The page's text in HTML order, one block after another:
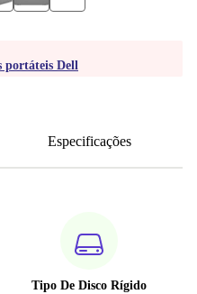
portáteis Dell
Especificações
Tipo De Disco Rígido